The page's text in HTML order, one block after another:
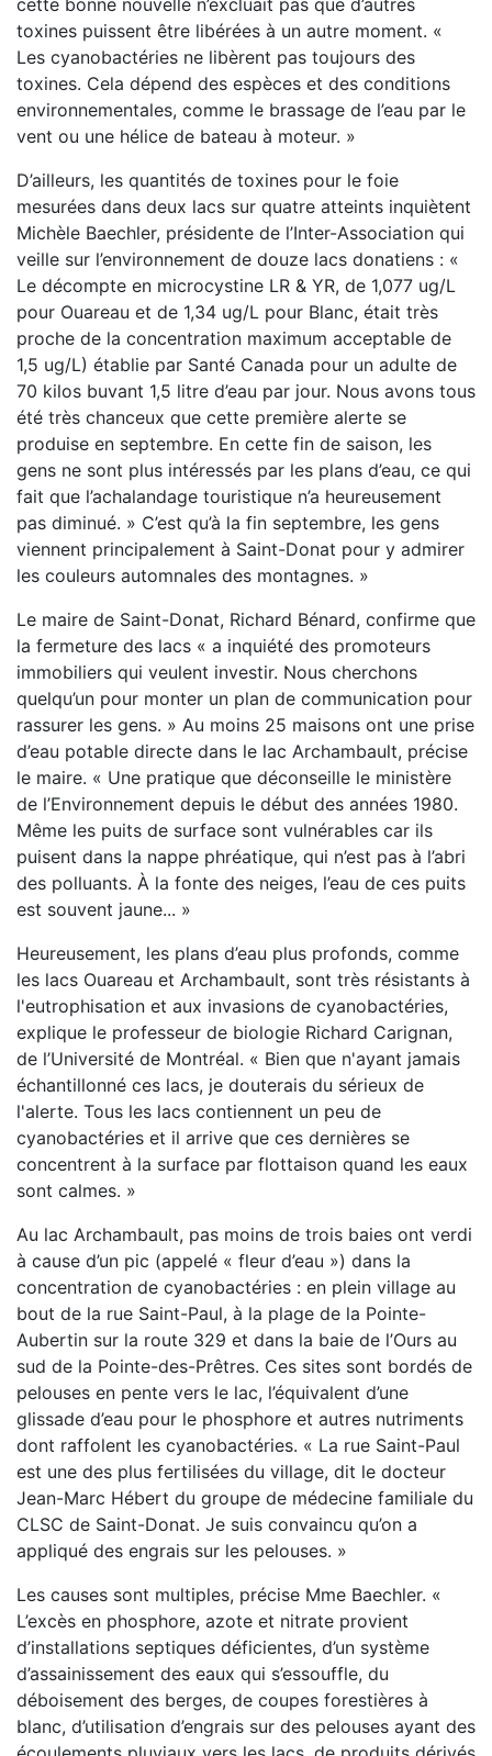
cette bonne nouvelle n’excluait pas que d’autres
toxines puissent être libérées à un autre moment. «
Les cyanobactéries ne libèrent pas toujours des
toxines. Cela dépend des espèces et des conditions
environnementales, comme le brassage de l’eau par le
vent ou une hélice de bateau à moteur. »
D’ailleurs, les quantités de toxines pour le foie
mesurées dans deux lacs sur quatre atteints inquiètent
Michèle Baechler, présidente de l’Inter-Association qui
veille sur l’environnement de douze lacs donatiens : «
Le décompte en microcystine LR & YR, de 1,077 ug/L
pour Ouareau et de 1,34 ug/L pour Blanc, était très
proche de la concentration maximum acceptable de
1,5 ug/L) établie par Santé Canada pour un adulte de
70 kilos buvant 1,5 litre d’eau par jour. Nous avons tous
été très chanceux que cette première alerte se
produise en septembre. En cette fin de saison, les
gens ne sont plus intéressés par les plans d’eau, ce qui
fait que l’achalandage touristique n’a heureusement
pas diminué. » C’est qu’à la fin septembre, les gens
viennent principalement à Saint-Donat pour y admirer
les couleurs automnales des montagnes. »
Le maire de Saint-Donat, Richard Bénard, confirme que
la fermeture des lacs « a inquiété des promoteurs
immobiliers qui veulent investir. Nous cherchons
quelqu’un pour monter un plan de communication pour
rassurer les gens. » Au moins 25 maisons ont une prise
d’eau potable directe dans le lac Archambault, précise
le maire. « Une pratique que déconseille le ministère
de l’Environnement depuis le début des années 1980.
Même les puits de surface sont vulnérables car ils
puisent dans la nappe phréatique, qui n’est pas à l’abri
des polluants. À la fonte des neiges, l’eau de ces puits
est souvent jaune... »
Heureusement, les plans d’eau plus profonds, comme
les lacs Ouareau et Archambault, sont très résistants à
l'eutrophisation et aux invasions de cyanobactéries,
explique le professeur de biologie Richard Carignan,
de l’Université de Montréal. « Bien que n'ayant jamais
échantillonné ces lacs, je douterais du sérieux de
l'alerte. Tous les lacs contiennent un peu de
cyanobactéries et il arrive que ces dernières se
concentrent à la surface par flottaison quand les eaux
sont calmes. »
Au lac Archambault, pas moins de trois baies ont verdi
à cause d’un pic (appelé « fleur d’eau ») dans la
concentration de cyanobactéries : en plein village au
bout de la rue Saint-Paul, à la plage de la Pointe-
Aubertin sur la route 329 et dans la baie de l’Ours au
sud de la Pointe-des-Prêtres. Ces sites sont bordés de
pelouses en pente vers le lac, l’équivalent d’une
glissade d’eau pour le phosphore et autres nutriments
dont raffolent les cyanobactéries. « La rue Saint-Paul
est une des plus fertilisées du village, dit le docteur
Jean-Marc Hébert du groupe de médecine familiale du
CLSC de Saint-Donat. Je suis convaincu qu’on a
appliqué des engrais sur les pelouses. »
Les causes sont multiples, précise Mme Baechler. «
L’excès en phosphore, azote et nitrate provient
d’installations septiques déficientes, d’un système
d’assainissement des eaux qui s’essouffle, du
déboisement des berges, de coupes forestières à
blanc, d’utilisation d’engrais sur des pelouses ayant des